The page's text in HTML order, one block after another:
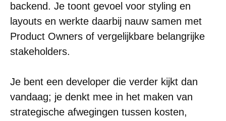
backend. Je toont gevoel voor styling en
layouts en werkte daarbij nauw samen met
Product Owners of vergelijkbare belangrijke
stakeholders.
Je bent een developer die verder kijkt dan
vandaag; je denkt mee in het maken van
strategische afwegingen tussen kosten,